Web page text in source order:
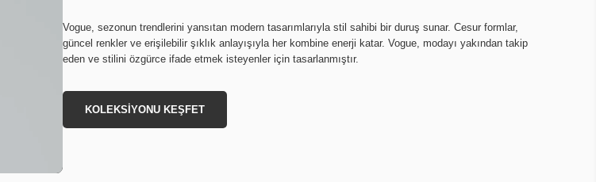
Vogue, sezonun trendlerini yansıtan modern tasarımlarıyla stil sahibi bir duruş sunar. Cesur formlar,
güncel renkler ve erişilebilir şıklık anlayışıyla her kombine enerji katar. Vogue, modayı yakından takip
eden ve stilini özgürce ifade etmek isteyenler için tasarlanmıştır.
KOLEKSİYONU KEŞFET